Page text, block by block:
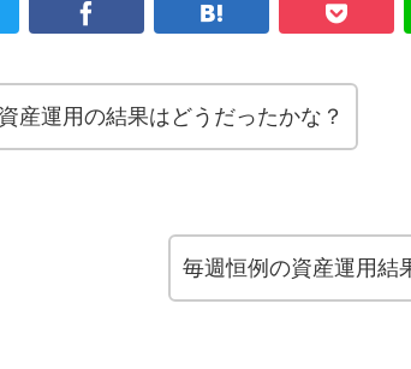
産運用の結果はどうだったかな？
毎週恒例の資産運用結